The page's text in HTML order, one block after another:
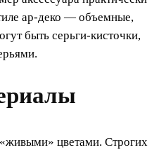
ар-деко — объемные,
быть серьги-кисточки,
цветами. Строгих